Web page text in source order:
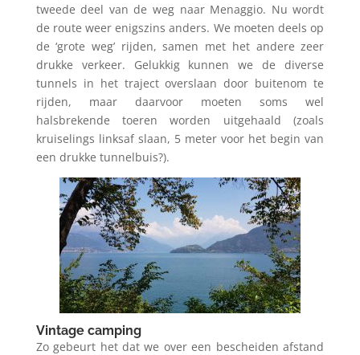
tweede deel van de weg naar Menaggio. Nu wordt
de route weer enigszins anders. We moeten deels op
de ‘grote weg’ rijden, samen met het andere zeer
drukke verkeer. Gelukkig kunnen we de diverse
tunnels in het traject overslaan door buitenom te
rijden, maar daarvoor moeten soms wel
halsbrekende toeren worden uitgehaald (zoals
kruiselings linksaf slaan, 5 meter voor het begin van
een drukke tunnelbuis?).
Vintage camping
Zo gebeurt het dat we over een bescheiden afstand